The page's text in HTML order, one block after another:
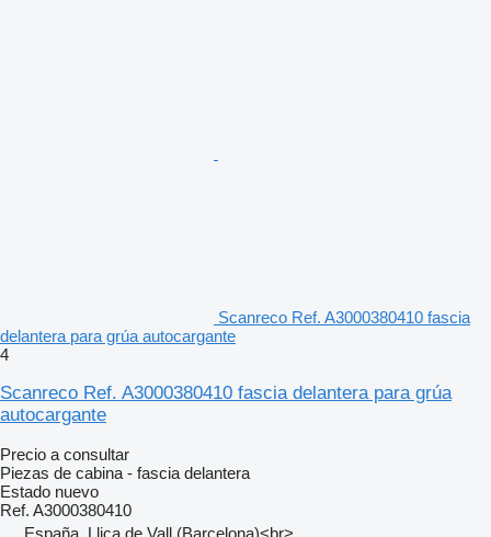
Scanreco Ref. A3000380410 fascia
delantera para grúa autocargante
4
Scanreco Ref. A3000380410 fascia delantera para grúa
autocargante
Precio a consultar
Piezas de cabina - fascia delantera
Estado nuevo
Ref. A3000380410
España, Lliça de Vall (Barcelona)<br>